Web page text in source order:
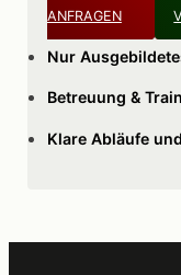
ANFRAGEN
Nur
Betreuung &
Klare Abläufe